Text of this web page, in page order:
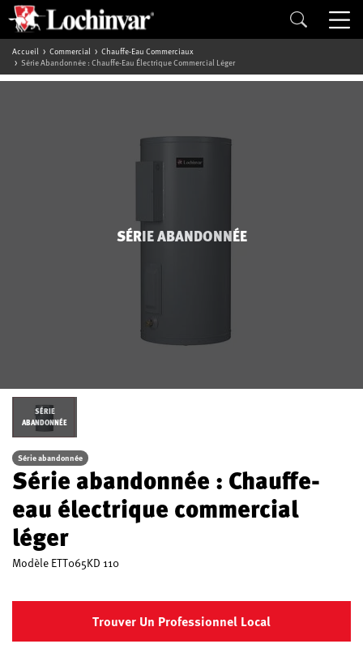
Accueil Commercial
Chauffe-Eau Commerciaux
Série Abandonnée : Chauffe-Eau Électrique Commercial Léger
SÉRIE ABANDONNÉE
SÉRIE
ABANDONNÉE
Série abandonnée
Série abandonnée : Chauffe-
eau électrique commercial
léger
Modèle ETT065KD 110
Trouver Un Professionnel Local